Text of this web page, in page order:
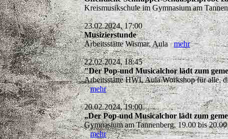
Kreismusikschule im Gymnasium am
23.02.2024, 17:00
Musizierstunde
Arbeitsstätte Wismar, Aulamehr
22.02.2024, 18:45
"Der Pop-und Musicalchor lädt zum
Arbeitsstätte HWI, Aula Workshop für alle,
mehr
20.02.2024, 19:00
„Der Pop-und Musicalchor lädt zum
Gymnasium am Tannenberg, 19.00 bis
mehr